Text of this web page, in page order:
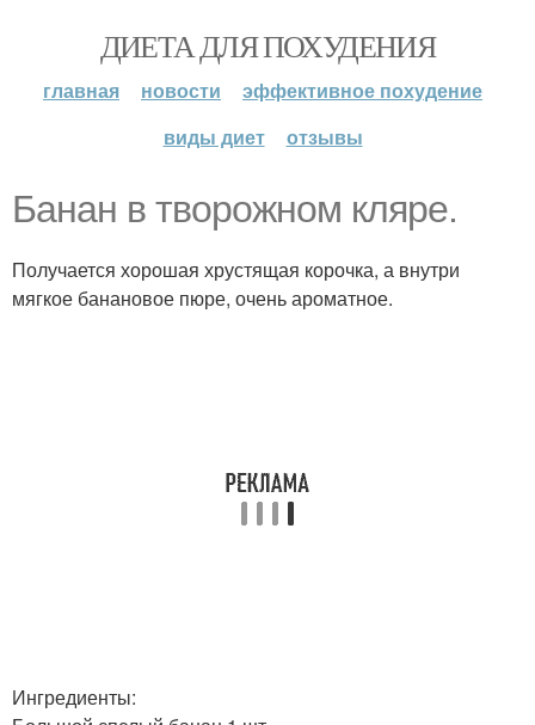
ДИЕТА ДЛЯ ПОХУДЕНИЯ
главная новости
эффективное похудение
виды диет
отзывы
Банан в творожном кляре.
Получается хорошая хрустящая корочка, а внутри
мягкое банановое пюре, очень ароматное.
Ингредиенты: